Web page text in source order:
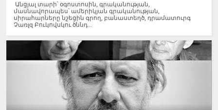
Անցյալ տարի՝ օգոստոսին, գրականության,
մասնավորապես՝ ամերիկյան գրականության,
սիրահարները նշեցին գրող, բանաստեղծ, դրամատուրգ
Չառլզ Բուկովսկու ծննդ...